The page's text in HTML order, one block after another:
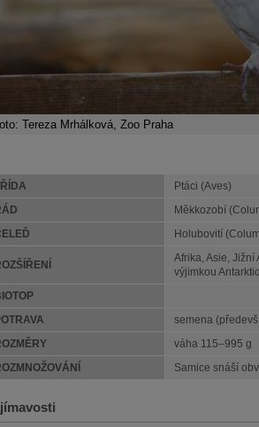
Tereza Mrhálková, Zoo Praha
Ptáci (Aves)
Měkkozobí
Holubovití
Afrika, Asie, Jižní
výjimkou
semena
váha 115–995 g
Samice snáší